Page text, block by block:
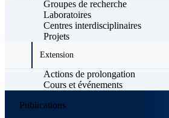
Groupes de recherche
Laboratoires
Centres interdisciplinaires
Projets
Extension
Actions de prolongation
Cours et événements
Publications